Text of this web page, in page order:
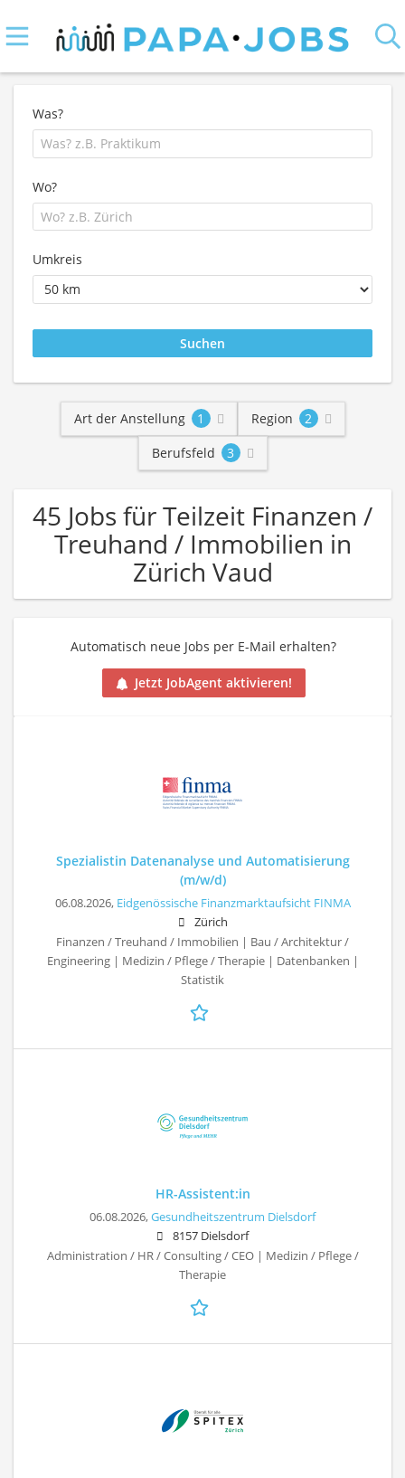
Was?
Wo?
Umkreis
Art der Anstellung 1 Region
2
Berufsfeld
3
45 Jobs für Teilzeit Finanzen /
Treuhand / Immobilien in
Zürich Vaud
Automatisch neue Jobs per E-Mail erhalten?
Jetzt JobAgent aktivieren!
Spezialistin Datenanalyse und Automatisierung
(m/w/d)
06.08.2026, Eidgenössische Finanzmarktaufsicht FINMA
Zürich
Finanzen / Treuhand / Immobilien | Bau / Architektur /
Engineering | Medizin / Pflege / Therapie | Datenbanken |
Statistik
HR-Assistent:in
06.08.2026,Gesundheitszentrum Dielsdorf
8157 Dielsdorf
Administration / HR / Consulting / CEO | Medizin / Pflege /
Therapie